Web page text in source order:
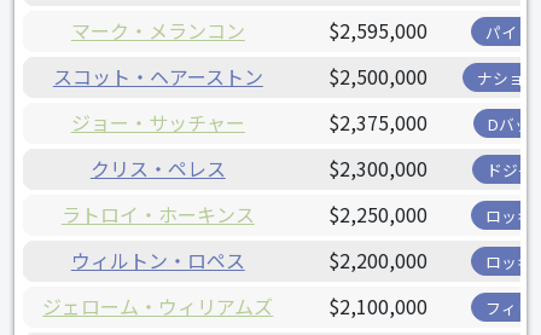
マーク・メランコン $2,595,000 パイレ
スコット・ヘアーストン $2,500,000 ナショ
ジョー・サッチャー $2,375,000 Dバッ
クリス・ペレス $2,300,000 ドジャ
ラトロイ・ホーキンス $2,250,000 ロッキ
ウィルトン・ロペス $2,200,000 ロッキ
ジェローム・ウィリアムズ $2,100,000 フィリ